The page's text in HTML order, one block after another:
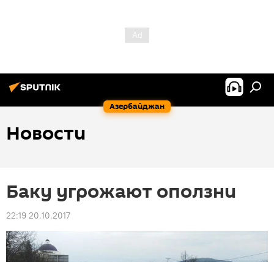
Азербайджан
Новости
Баку угрожают оползни
22:19 20.10.2017